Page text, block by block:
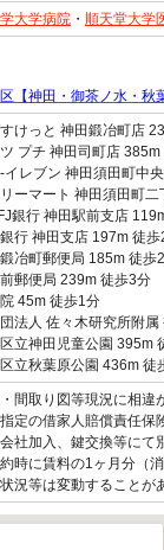
大学病院 ・ 順天堂大学
【神田・御茶ノ水・秋
けっと 神田鍛冶町店
プチ 神田司町店
イレブン 神田須田町中
ーマート 神田須田町
銀行 神田駅前支店
行 神田支店 197m 徒歩
冶町郵便局 185m 徒歩
郵便局 239m 徒歩3分
45m 徒歩1分
法人 佐々木研究所附
立神田児童公園 395m
立秋葉原公園 436m 徒
・間取り図等現況
定の借家人賠償責任保
社加入、鍵交換等にて
時に賃料の1ヶ月分（
況等は変動することが